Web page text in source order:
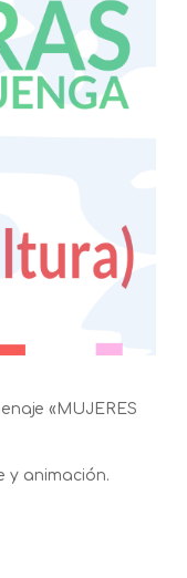
«MUJERES
animación.